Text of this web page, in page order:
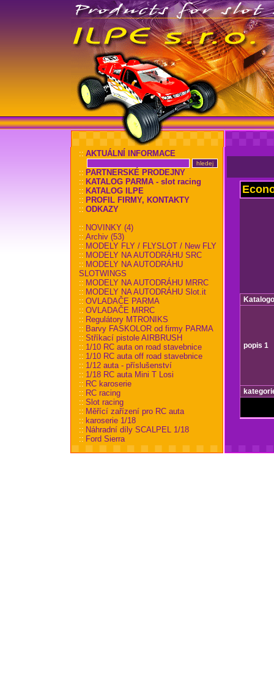
:: AKTUÁLNÍ INFORMACE
:: PARTNERSKÉ PRODEJNY
:: KATALOG PARMA - slot racing
:: KATALOG ILPE
:: PROFIL FIRMY, KONTAKTY
:: ODKAZY
:: NOVINKY (4)
:: Archiv (53)
:: MODELY FLY / FLYSLOT / New FLY
:: MODELY NA AUTODRÁHU SRC
:: MODELY NA AUTODRÁHU
SLOTWINGS
:: MODELY NA AUTODRÁHU MRRC
:: MODELY NA AUTODRÁHU Slot.it
:: OVLADAČE PARMA
:: OVLADAČE MRRC
:: Regulátory MTRONIKS
:: Barvy FASKOLOR od firmy PARMA
:: Stříkací pistole AIRBRUSH
:: 1/10 RC auta on road stavebnice
:: 1/10 RC auta off road stavebnice
:: 1/12 auta - příslušenství
:: 1/18 RC auta Mini T Losi
:: RC karoserie
:: RC racing
:: Slot racing
:: Měřící zařízení pro RC auta
:: karoserie 1/18
:: Náhradní díly SCALPEL 1/18
:: Ford Sierra
popis 1